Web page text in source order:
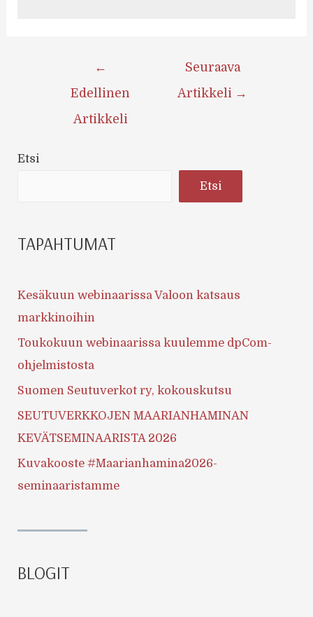
←
Edellinen
Artikkeli
Seuraava
Artikkeli →
Etsi
Etsi
TAPAHTUMAT
Kesäkuun webinaarissa Valoon katsaus
markkinoihin
Toukokuun webinaarissa kuulemme dpCom-
ohjelmistosta
Suomen Seutuverkot ry, kokouskutsu
SEUTUVERKKOJEN MAARIANHAMINAN
KEVÄTSEMINAARISTA 2026
Kuvakooste #Maarianhamina2026-
seminaaristamme
BLOGIT